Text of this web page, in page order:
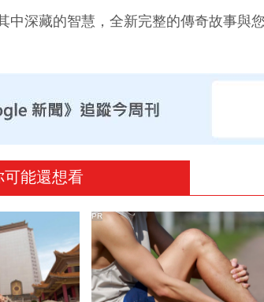
中深藏的智慧，全新完整的傳奇故事與
可能還想看
PR